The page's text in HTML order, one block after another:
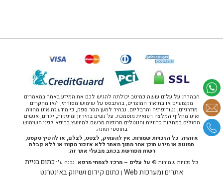
הבהרה: על עלים עושה כמיטב יכולתה להגיש לכם את המידע באתר במאמרים
מקצועיים או בתיאור המוצרים, בהתבסס על שימוש מסורתי, ו/או מחקרים
מודרניים, נטורופתיה והרבליזם. נבהיר למען הסר ספק, כי מידע זה אינו מהווה
ואינו מחליף המלצה רפואית מוסמכת. על נשים בהיריון ומיניקות, ילדים, אנשים
החולים במחלות כרוניות והנוטלים תרופות מרשם להיוועץ ברופא לפני השימוש
בתוספי תזונה.
אזהרה: כל הזכויות שמורות. אין להעתיק, לצטט, לצלם, או להפיץ טקסט,
תמונות או מידע תוכן אחר מתוך האתר ללא אזכור מקורו או ללא קבלת
רשות מפורשת בכתב מבעלי אתר זה.
כל זכויות שמורות © על עלים – מרכז לצמחי מרפא. נבנה ע"יכתום בניית
אתרים ומערכות Web
| כתום קידום ושיווק באינטרנט